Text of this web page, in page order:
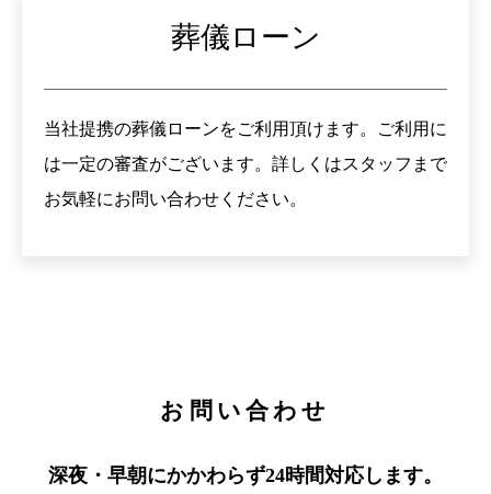
葬儀ローン
当社提携の葬儀ローンをご利用頂けます。ご利用に
は一定の審査がございます。詳しくはスタッフまで
お気軽にお問い合わせください。
お問い合わせ
深夜・早朝にかかわらず24時間対応します。